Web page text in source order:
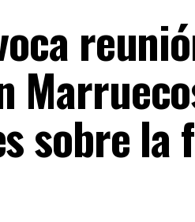
sobre la